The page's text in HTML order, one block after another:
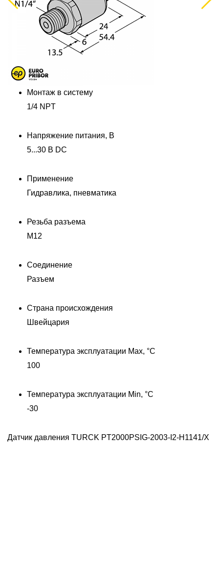
Монтаж в систему
1/4 NPT
Напряжение питания, В
5...30 В DC
Применение
Гидравлика, пневматика
Резьба разъема
M12
Соединение
Разъем
Страна происхождения
Швейцария
Температура эксплуатации Max, °C
100
Температура эксплуатации Min, °C
-30
Датчик давления TURCK PT2000PSIG-2003-I2-H1141/X